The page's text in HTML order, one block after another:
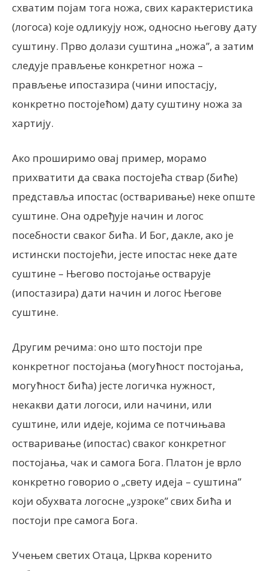
схватим појам тога ножа, свих карактеристика
(логоса) које одликују нож, односно његову дату
суштину. Прво долази суштина „ножа”, а затим
следује прављење конкретног ножа –
прављење ипостазира (чини ипостасју,
конкретно постојећом) дату суштину ножа за
хартију.
Ако проширимо овај пример, морамо
прихватити да свака постојећа ствар (биће)
представља ипостас (остваривање) неке опште
суштине. Она одређује начин и логос
посебности сваког бића. И Бог, дакле, ако је
истински постојећи, јесте ипостас неке дате
суштине – Његово постојање остварује
(ипостазира) дати начин и логос Његове
суштине.
Другим речима: оно што постоји пре
конкретног постојања (могућност постојања,
могућност бића) јесте логичка нужност,
некакви дати логоси, или начини, или
суштине, или идеје, којима се потчињава
остваривање (ипостас) сваког конкретног
постојања, чак и самога Бога. Платон је врло
конкретно говорио о „свету идеја – суштина”
који обухвата логосне „узроке” свих бића и
постоји пре самога Бога.
Учењем светих Отаца, Црква коренито